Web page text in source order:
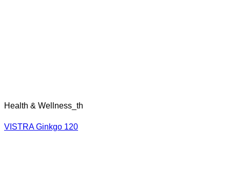
Health & Wellness_th
VISTRA Ginkgo 120